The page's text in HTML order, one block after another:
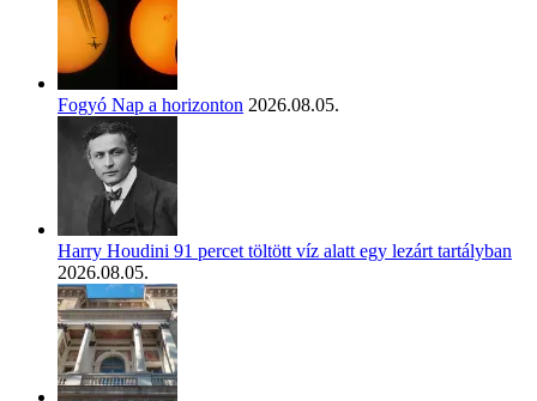
Fogyó Nap a horizonton 2026.08.05.
Harry Houdini 91 percet töltött víz alatt egy lezárt tartályban
2026.08.05.